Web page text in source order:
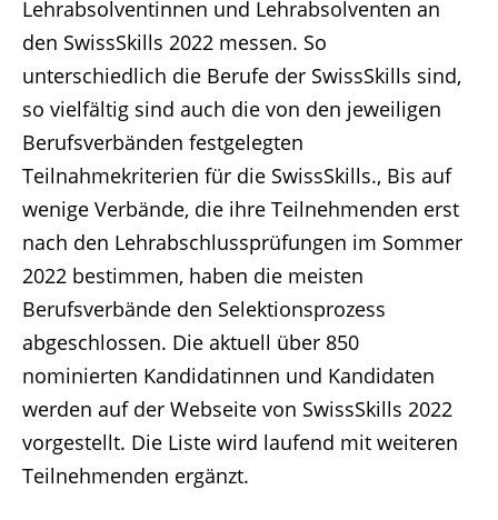
Lehrabsolventinnen und Lehrabsolventen an
den SwissSkills 2022 messen. So
unterschiedlich die Berufe der SwissSkills sind,
so vielfältig sind auch die von den jeweiligen
Berufsverbänden festgelegten
Teilnahmekriterien für die SwissSkills., Bis auf
wenige Verbände, die ihre Teilnehmenden erst
nach den Lehrabschlussprüfungen im Sommer
2022 bestimmen, haben die meisten
Berufsverbände den Selektionsprozess
abgeschlossen. Die aktuell über 850
nominierten Kandidatinnen und Kandidaten
werden auf der Webseite von SwissSkills 2022
vorgestellt. Die Liste wird laufend mit weiteren
Teilnehmenden ergänzt.